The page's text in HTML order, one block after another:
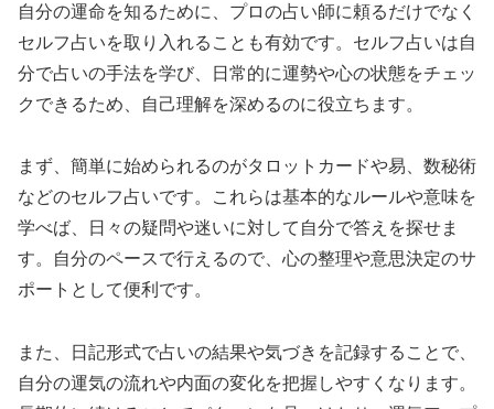
自分の運命を知るために、プロの占い師に頼るだけでなく
セルフ占いを取り入れることも有効です。セルフ占いは自
分で占いの手法を学び、日常的に運勢や心の状態をチェッ
クできるため、自己理解を深めるのに役立ちます。
まず、簡単に始められるのがタロットカードや易、数秘術
などのセルフ占いです。これらは基本的なルールや意味を
学べば、日々の疑問や迷いに対して自分で答えを探せま
す。自分のペースで行えるので、心の整理や意思決定のサ
ポートとして便利です。
また、日記形式で占いの結果や気づきを記録することで、
自分の運気の流れや内面の変化を把握しやすくなります。